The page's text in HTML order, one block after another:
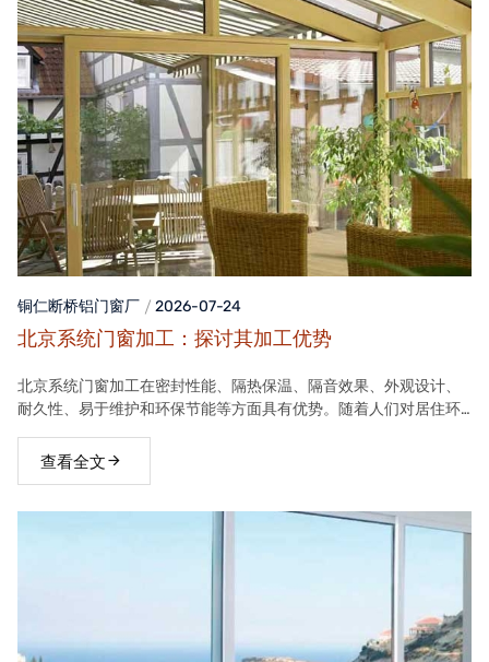
铜仁断桥铝门窗厂 2026-07-24
北京系统门窗加工：探讨其加工优势
北京系统门窗加工在密封性能、隔热保温、隔音效果、外观设计、
耐久性、易于维护和环保节能等方面具有优势。随着人们对居住环
位。查看全文